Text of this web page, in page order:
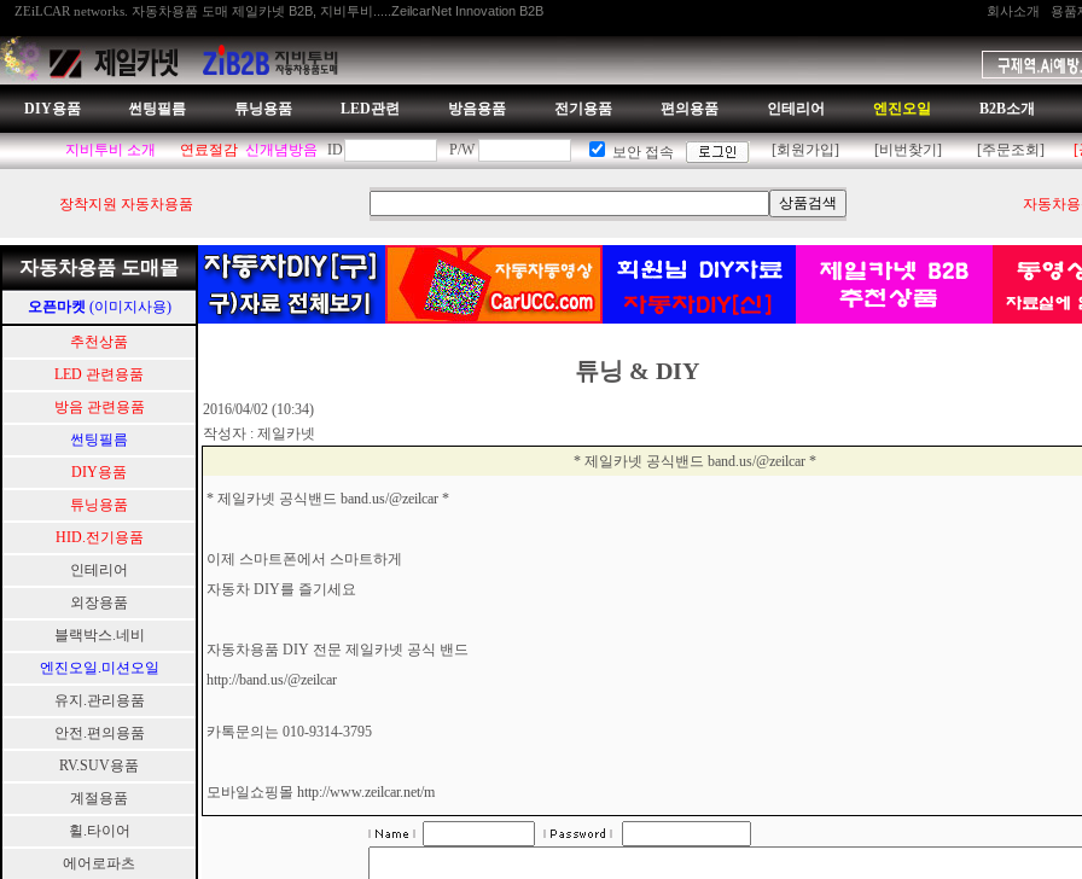
ZEiLCAR networks. 자동차용품 도매 제일카넷 B2B, 지비투비.....ZeilcarNet Innovation B2B 회사소개 용품
DIY용품 썬팅필름 튜닝용품 LED관련 방음용품 전기용품 편의용품 인테리어 엔진오일 B2B소개
지비투비 소개 연료절감 신개념방음 ID P/W 보안 접속 [회원가입] [비번찾기] [주문조회] [
장착지원 자동차용품 자동차
자동차용품 도매몰
오픈마켓 (이미지사용)
추천상품
LED 관련용품
방음 관련용품
썬팅필름
DIY용품
튜닝용품
HID.전기용품
인테리어
외장용품
블랙박스.네비
엔진오일.미션오일
유지.관리용품
안전.편의용품
RV.SUV용품
계절용품
휠.타이어
에어로파츠
튜닝 & DIY
2016/04/02 (10:34)
작성자 : 제일카넷
* 제일카넷 공식밴드 band.us/@zeilcar *
* 제일카넷 공식밴드 band.us/@zeilcar *
이제 스마트폰에서 스마트하게
자동차 DIY를 즐기세요
자동차용품 DIY 전문 제일카넷 공식 밴드
http://band.us/@zeilcar
카톡문의는 010-9314-3795
모바일쇼핑몰 http://www.zeilcar.net/m